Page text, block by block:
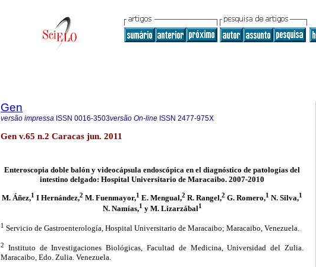
Gen
versão impressa ISSN 0016-3503versão On-line ISSN 2477-975X
Gen v.65 n.2 Caracas jun. 2011
Enteroscopia doble balón y videocápsula endoscópica en el diagnóstico de patologías del
intestino delgado: Hospital Universitario de Maracaibo. 2007-2010
M. Áñez,1 I Hernández,2 M. Fuenmayor,1 E. Mengual,2 R. Rangel,2 G. Romero,1 N. Silva,1
N. Namías,1 y M. Lizarzábal1
1 Servicio de Gastroenterología, Hospital Universitario de Maracaibo; Maracaibo, Venezuela.
2 Instituto de Investigaciones Biológicas, Facultad de Medicina, Universidad del Zulia.
Maracaibo, Edo. Zulia. Venezuela.